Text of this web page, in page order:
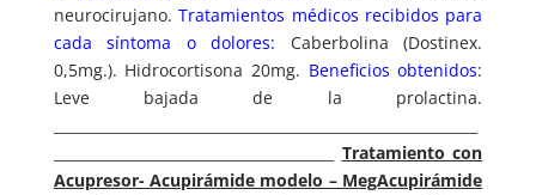
neurocirujano.Tratamientos médicos recibidos para
cada síntoma o dolores: Caberbolina (Dostinex.
0,5mg.). Hidrocortisona 20mg. Beneficios obtenidos:
Leve bajada de la prolactina.
Tratamiento con
Acupresor- Acupirámide modelo – MegAcupirámide